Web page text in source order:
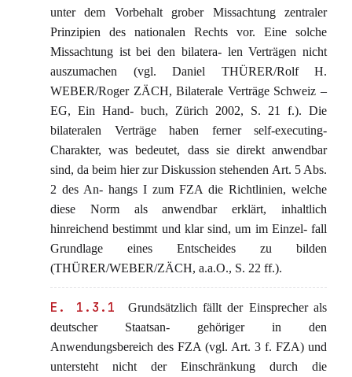
unter dem Vorbehalt grober Missachtung zentraler
Prinzipien des nationalen Rechts vor. Eine solche
Missachtung ist bei den bilatera- len Verträgen nicht
auszumachen (vgl. Daniel THÜRER/Rolf H.
WEBER/Roger ZÄCH, Bilaterale Verträge Schweiz –
EG, Ein Hand- buch, Zürich 2002, S. 21 f.). Die
bilateralen Verträge haben ferner self-executing-
Charakter, was bedeutet, dass sie direkt anwendbar
sind, da beim hier zur Diskussion stehenden Art. 5 Abs.
2 des An- hangs I zum FZA die Richtlinien, welche
diese Norm als anwendbar erklärt, inhaltlich
hinreichend bestimmt und klar sind, um im Einzel- fall
Grundlage eines Entscheides zu bilden
(THÜRER/WEBER/ZÄCH, a.a.O., S. 22 ff.).
E. 1.3.1
Grundsätzlich fällt der Einsprecher als
deutscher Staatsan- gehöriger in den
Anwendungsbereich des FZA (vgl. Art. 3 f. FZA) und
untersteht nicht der Einschränkung durch die